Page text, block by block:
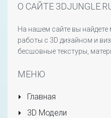
О САЙТЕ
На нашем сайте вы
работы с 3D дизайном и
бесшовные текстуры,
МЕНЮ
Главная
3D Модели